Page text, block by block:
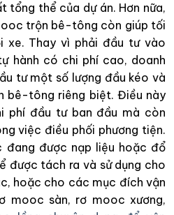
tổng thể của dự án. Hơn nữa,
trộn bê-tông còn giúp tối
xe. Thay vì phải đầu tư vào
hành có chi phí cao, doanh
tư một số lượng đầu kéo và
bê-tông riêng biệt. Điều này
phí đầu tư ban đầu mà còn
việc điều phối phương tiện.
được nạp liệu hoặc đổ
được tách ra và sử dụng cho
hoặc cho các mục đích vận
mooc sàn, rơ mooc xương,